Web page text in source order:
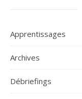
Apprentissages
Archives
Débriefings